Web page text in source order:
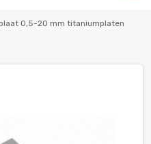
0,5-20 mm titaniumplaten